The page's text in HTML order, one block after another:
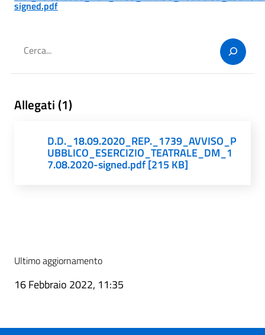
signed.pdf
Cerca
Allegati (1)
D.D._18.09.2020_REP._1739_AVVISO_P
UBBLICO_ESERCIZIO_TEATRALE_DM_1
7.08.2020-signed.pdf [215 KB]
Ultimo aggiornamento
16 Febbraio 2022, 11:35